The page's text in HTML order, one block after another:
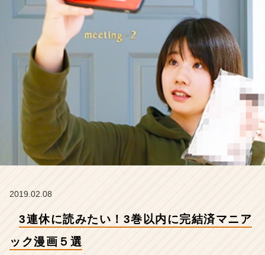
画
選
イ
ン】
|
2019.02.08
3連休に読みたい！3巻以内に完結済マニア
ック漫画５選